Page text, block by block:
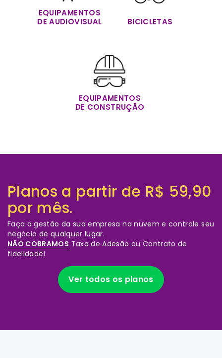
EQUIPAMENTOS
DE AUDIOVISUAL
BICICLETAS
EQUIPAMENTOS
DE CONSTRUÇÃO
Planos a partir de R$ 59,90
por mês.
Faça a gestão da sua empresa na nuvem e controle seu
negócio de qualquer lugar.
NÃO COBRAMOS Taxa de Adesão ou Contrato de
fidelidade!
Ver todos os planos